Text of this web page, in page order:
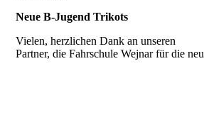
Neue B-Jugend Trikots
Vielen, herzlichen Dank an unseren
Partner, die Fahrschule Wejnar für die